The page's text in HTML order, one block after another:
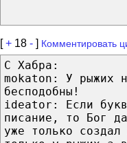
[+ 18 - ] Комментировать
С Хабра:
mokaton: У рыжих
бесподобны!
ideator: Если
писание, то Бог
уже только